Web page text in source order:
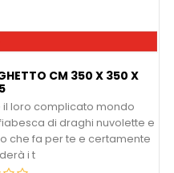
CM 350 X 350 X
il loro complicato mondo
di draghi nuvolette e
che fa per te e certamente
i t